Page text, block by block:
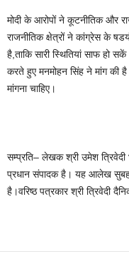
मोदी के आरोपों ने कूटनीतिक और
राजनीतिक क्षेत्रों ने कांग्रेस के
है,ताकि सारी स्थितियां साफ हो
करते हुए मनमोहन सिंह ने मांग की है
मांगना चाहिए।
सम्प्रति– लेखक श्री उमेश
प्रधान संपादक है। यह आलेख
है।वरिष्ठ पत्रकार श्री त्रिवेदी